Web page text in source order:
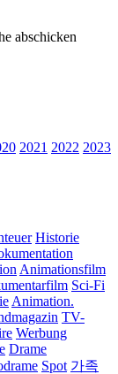
abschicken
2021 2022 2023
Historie
Animationsfilm
Sci-Fi
Animation.
TV-
Werbung
Drame
Spot 가족